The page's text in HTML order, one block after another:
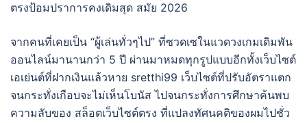
ตรงป้อมปราการคงเดิมสุด สมัย 2026
จากคนที่เคยเป็น “ผู้เล่นทั่วๆไป” ที่ซวดเซในแวดวงเกมเดิมพัน
ออนไลน์มานานกว่า 5 ปี ผ่านมาหมดทุกรูปแบบอีกทั้งเว็บไซต์
เอเย่นต์ที่ฝากเงินแล้วหาย sretthi99 เว็บไซต์ที่ปรับอัตราแตก
จนกระทั่งเกือบจะไม่เห็นโบนัส ไปจนกระทั่งการศึกษาค้นพบ
ความลับของ สล็อตเว็บไซต์ตรง ที่แปลงทัศนคติของผมไปชั่ว